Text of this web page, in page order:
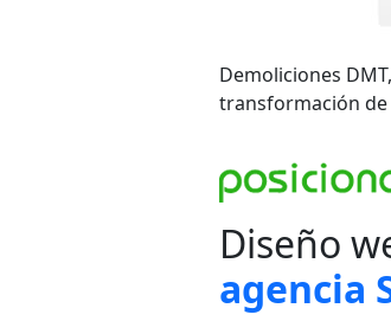
Demoliciones
transformación de
Diseño
agencia